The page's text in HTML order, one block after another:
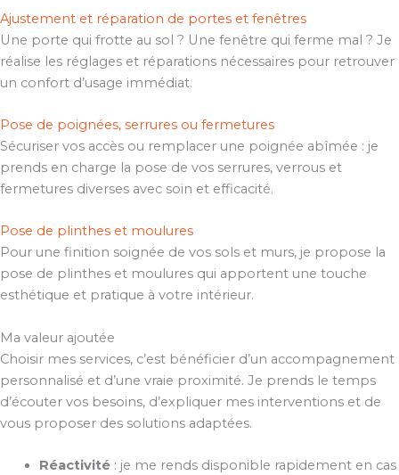
Ajustement et réparation de portes et fenêtres
Une porte qui frotte au sol ? Une fenêtre qui ferme mal ? Je
réalise les réglages et réparations nécessaires pour retrouver
un confort d’usage immédiat.
Pose de poignées, serrures ou fermetures
Sécuriser vos accès ou remplacer une poignée abîmée : je
prends en charge la pose de vos serrures, verrous et
fermetures diverses avec soin et efficacité.
Pose de plinthes et moulures
Pour une finition soignée de vos sols et murs, je propose la
pose de plinthes et moulures qui apportent une touche
esthétique et pratique à votre intérieur.
Ma valeur ajoutée
Choisir mes services, c’est bénéficier d’un accompagnement
personnalisé et d’une vraie proximité. Je prends le temps
d’écouter vos besoins, d’expliquer mes interventions et de
vous proposer des solutions adaptées.
Réactivité: je me rends disponible rapidement en cas